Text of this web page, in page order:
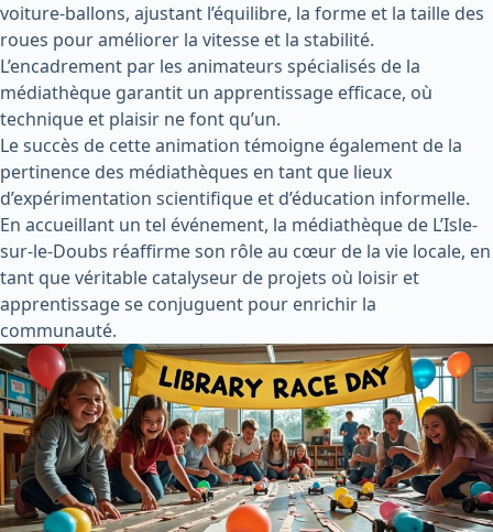
voiture-ballons, ajustant l’équilibre, la forme et la taille des
roues pour améliorer la vitesse et la stabilité.
L’encadrement par les animateurs spécialisés de la
médiathèque garantit un apprentissage efficace, où
technique et plaisir ne font qu’un.
Le succès de cette animation témoigne également de la
pertinence des médiathèques en tant que lieux
d’expérimentation scientifique et d’éducation informelle.
En accueillant un tel événement, la médiathèque de L’Isle-
sur-le-Doubs réaffirme son rôle au cœur de la vie locale, en
tant que véritable catalyseur de projets où loisir et
apprentissage se conjuguent pour enrichir la
communauté.